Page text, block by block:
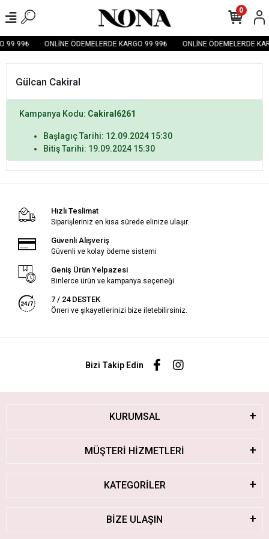
99.99₺ ONLİNE ÖDEMELERDE KARGO 99.99₺ ONLİNE ÖDEMELERDE
0
Gülcan Cakiral
Kampanya Kodu: Cakiral6261
Başlagıç Tarihi: 12.09.2024 15:30
Bitiş Tarihi: 19.09.2024 15:30
Hızlı Teslimat
Siparişleriniz en kısa sürede elinize ulaşır.
Güvenli Alışveriş
Güvenli ve kolay ödeme sistemi
Geniş Ürün Yelpazesi
Binlerce ürün ve kampanya seçeneği
7 / 24 DESTEK
Öneri ve şikayetlerinizi bize iletebilirsiniz.
Bizi Takip Edin
KURUMSAL
MÜŞTERİ HİZMETLERİ
KATEGORİLER
BİZE ULAŞIN